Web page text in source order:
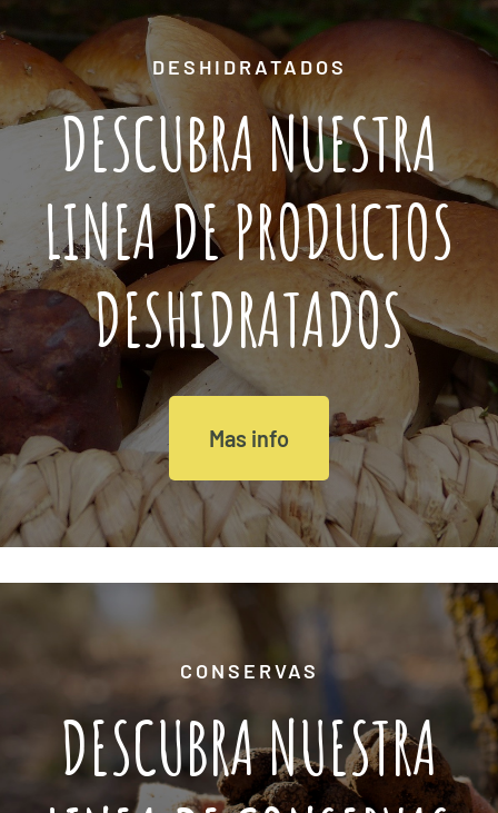
DESHIDRATADOS
DESCUBRA NUESTRA
LINEA DE PRODUCTOS
DESHIDRATADOS
Mas info
CONSERVAS
DESCUBRA NUESTRA